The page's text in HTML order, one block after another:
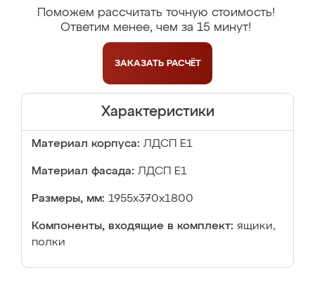
Поможем рассчитать точную стоимость!
Ответим менее, чем за 15 минут!
ЗАКАЗАТЬ РАСЧЁТ
Характеристики
Материал корпуса: ЛДСП Е1
Материал фасада: ЛДСП Е1
Размеры, мм: 1955x370x1800
Компоненты, входящие в комплект: ящики,
полки